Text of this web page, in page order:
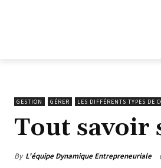
GESTION GÉRER LES DIFFÉRENTS TYPES DE
Tout savoir
By L'équipe Dynamique Entrepreneuriale